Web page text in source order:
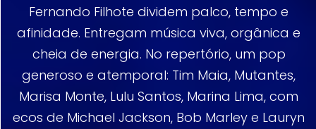
Fernando Filhote dividem palco, tempo e
afinidade. Entregam música viva, orgânica e
cheia de energia. No repertório, um pop
generoso e atemporal: Tim Maia, Mutantes,
Marisa Monte, Lulu Santos, Marina Lima, com
ecos de Michael Jackson, Bob Marley e Lauryn